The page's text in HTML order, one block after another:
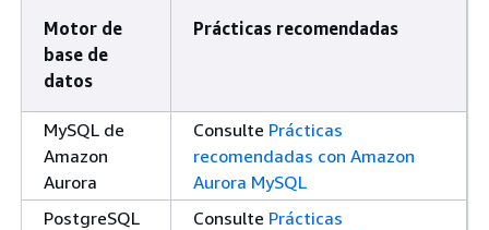
Motor de
base de
datos
Prácticas recomendadas
MySQL de
Amazon
Aurora
Consulte Prácticas
recomendadas con Amazon
Aurora MySQL
PostgreSQL
Consulte Prácticas